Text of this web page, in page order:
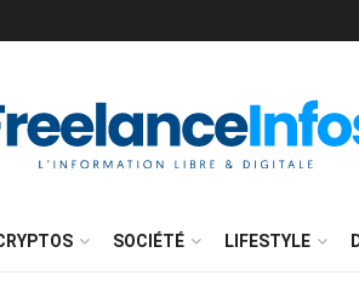
SOCIÉTÉ LIFESTYLE